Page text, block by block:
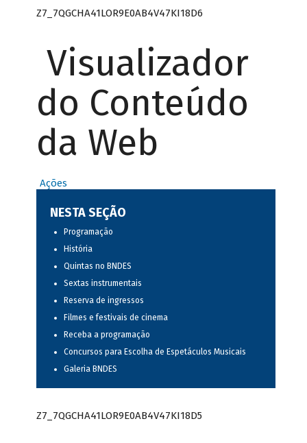
Z7_7QGCHA41LOR9E0AB4V47KI18D6
Visualizador
do Conteúdo
da Web
Ações
NESTA SEÇÃO
Programação
História
Quintas no BNDES
Sextas instrumentais
Reserva de ingressos
Filmes e festivais de cinema
Receba a programação
Concursos para Escolha de Espetáculos Musicais
Galeria BNDES
Z7_7QGCHA41LOR9E0AB4V47KI18D5